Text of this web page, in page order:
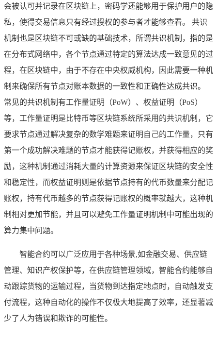
会被认可并记录在区块链上，密码学还能够用于保护用户的隐
私，使得交易信息只有经过授权的参与者才能够查看。 共识
机制也是区块链不可或缺的基础技术，所谓共识机制，指的是
在分布式网络中，各个节点通过特定的算法达成一致意见的过
程，在区块链中，由于不存在中央权威机构，因此需要一种机
制来确保所有节点对账本数据的一致性和正确性达成共识。
常见的共识机制有工作量证明（PoW）、权益证明（PoS）
等，工作量证明是比特币等区块链系统所采用的共识机制，它
要求节点通过解决复杂的数学难题来证明自己的工作量，只有
第一个成功解决难题的节点才能获得记账权，并获得相应的奖
励，这种机制通过消耗大量的计算资源来保证区块链的安全性
和稳定性，而权益证明则是依据节点持有的代币数量来分配记
账权，持有代币越多的节点获得记账权的概率就越大，这种机
制相对更加节能，并且可以避免工作量证明机制中可能出现的
算力集中问题。
智能合约可以广泛应用于各种场景,如金融交易、供应链
管理、知识产权保护等，在供应链管理领域，智能合约能够自
动跟踪货物的运输过程，当货物到达指定地点时，自动触发支
付流程，这种自动化的操作不仅极大地提高了效率，还显著减
少了人为错误和欺诈的可能性。